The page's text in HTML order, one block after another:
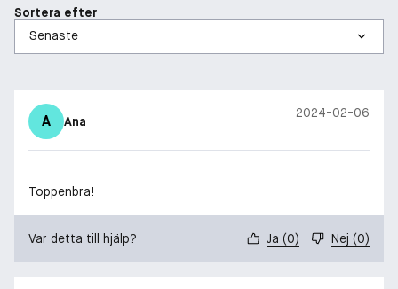
Sortera efter
A Ana
2024-02-06
Toppenbra!
Var detta till hjälp? Ja (0) Nej (0)